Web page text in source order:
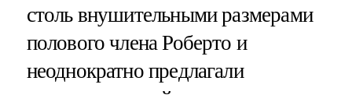
столь внушительными размерами
полового члена Роберто и
неоднократно предлагали